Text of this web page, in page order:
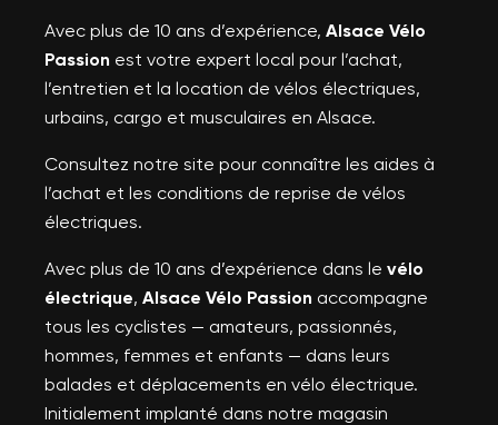
Avec plus de 10 ans d’expérience, Alsace Vélo
Passion est votre expert local pour l’achat,
l’entretien et la location de vélos électriques,
urbains, cargo et musculaires en Alsace.
Consultez notre site pour connaître les aides à
l’achat et les conditions de reprise de vélos
électriques.
Avec plus de 10 ans d’expérience dans le vélo
électrique, Alsace Vélo Passion accompagne
tous les cyclistes — amateurs, passionnés,
hommes, femmes et enfants — dans leurs
balades et déplacements en vélo électrique.
Initialement implanté dans notre magasin